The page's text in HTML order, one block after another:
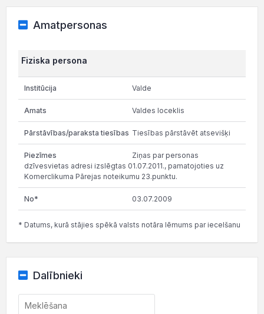
Amatpersonas
Fiziska persona
Valde
Valdes loceklis
Tiesības pārstāvēt atsevišķi
Ziņas par personas
dzīvesvietas adresi izslēgtas 01.07.2011., pamatojoties uz
Komerclikuma Pārejas noteikumu 23.punktu.
03.07.2009
* Datums, kurā stājies spēkā valsts notāra lēmums par iecelšanu
Dalībnieki